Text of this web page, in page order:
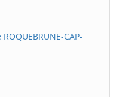
CAP-